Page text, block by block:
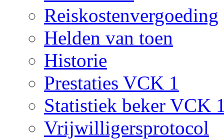
Reiskostenvergoeding
Helden van toen
Historie
Prestaties VCK 1
Statistiek beker VCK
Vrijwilligersprotocol